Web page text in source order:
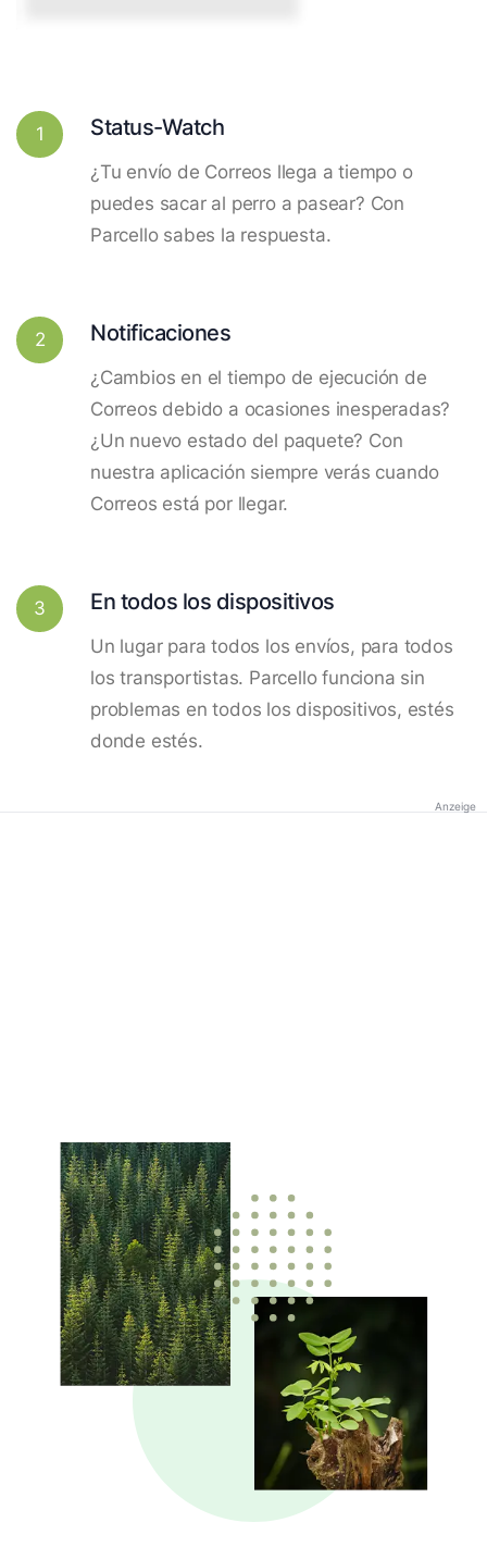
1 Status-Watch
¿Tu envío de Correos llega a tiempo o
puedes sacar al perro a pasear? Con
Parcello sabes la respuesta.
2 Notificaciones
¿Cambios en el tiempo de ejecución de
Correos debido a ocasiones inesperadas?
¿Un nuevo estado del paquete? Con
nuestra aplicación siempre verás cuando
Correos está por llegar.
3 En todos los dispositivos
Un lugar para todos los envíos, para todos
los transportistas. Parcello funciona sin
problemas en todos los dispositivos, estés
donde estés.
Anzeige